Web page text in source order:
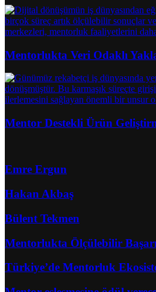
Mentorlukta Veri Odaklı
Mentor Destekli Ürün
Emre Ergun
Hakan Akbaş
Bülent Tekmen
Mentorlukta Ölçülebilir
Türkiye’de Mentorluk